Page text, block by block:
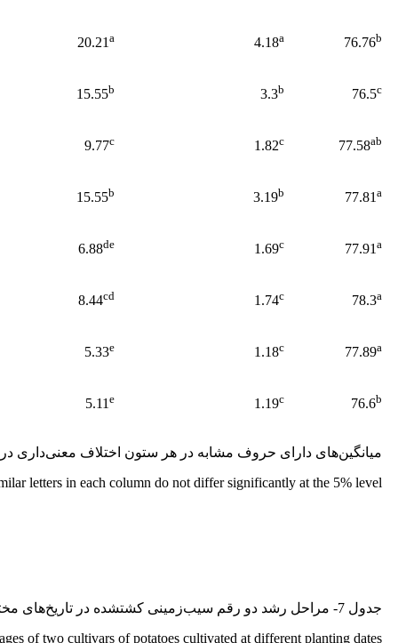
76.76b
4.18a
20.21 a
76.5c
3.3b
15.55b
77.58ab
1.82c
9.77c
77.81 a
3.19b
15.55b
77.91 a
1.69c
6.88de
78.3a
1.74c
8.44cd
77.89a
1.18c
5.33e
76.6b
1.19c
5.11 e
میانگین‌های دارای حروف مشابه در هر ستون اختلاف معنی‌داری
letters in each column do not differ significantly at the 5% level.
جدول 7- مراحل رشد دو رقم سیب‌زمینی کشت­شده در تاریخ‌های مختلف کاشت
of two cultivars of potatoes cultivated at different planting dates.